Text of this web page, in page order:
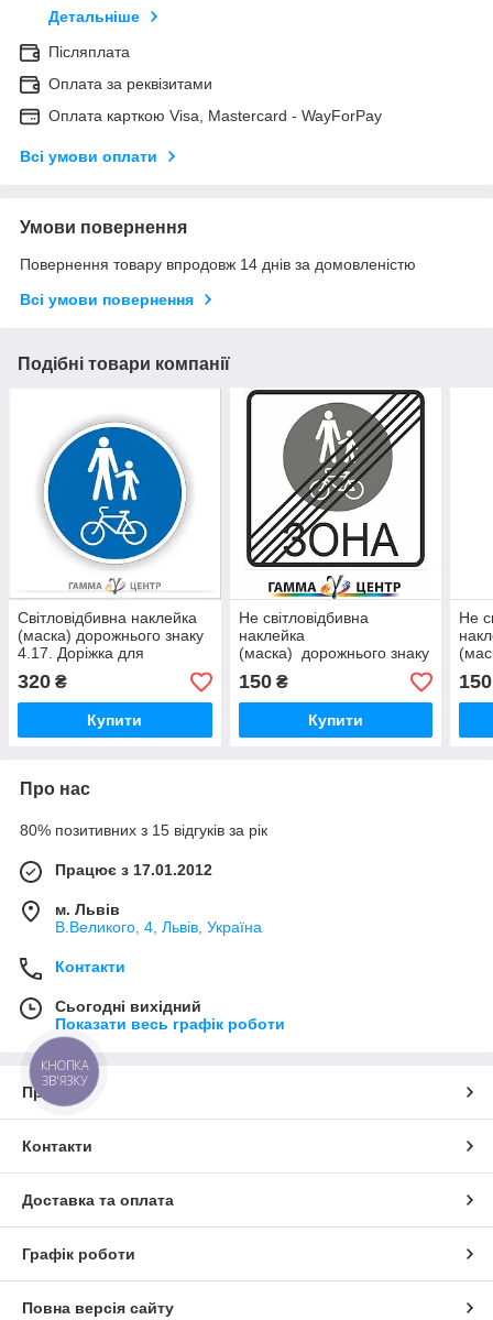
Детальніше
Післяплата
Оплата за реквізитами
Оплата карткою Visa, Mastercard - WayForPay
Всі умови оплати
Умови повернення
Повернення товару впродовж 14 днів за домовленістю
Всі умови повернення
Подібні товари компанії
Світловідбивна наклейка
(маска) дорожнього знаку
4.17. Доріжка для
пішоходів і велосипедистів
320 ₴
Купити
Не світловідбивна
наклейка
(маска) дорожнього знаку
5.91 Кінець зони для
пішоходів та
велосипедистів
150₴
Купити
Не
150
Про нас
80% позитивних з 15 відгуків за рік
Працює з 17.01.2012
м. Львів
В.Великого, 4, Львів, Україна
Контакти
Сьогодні вихідний
Показати весь графік роботи
Про нас
Контакти
Доставка та оплата
Графік роботи
Повна версія сайту
КНОПКА
ЗВ'ЯЗКУ